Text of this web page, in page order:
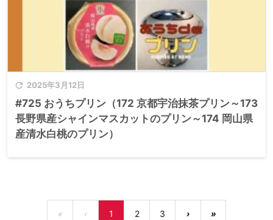
 2025年3月12日
#725 おうちプリン（172 京都宇治抹茶プリン～173
長野県産シャインマスカットのプリン～174 岡山県
産清水白桃のプリン）
« ‹ 1 2 3 › »